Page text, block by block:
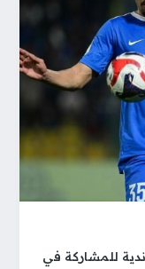
للمشاركة في